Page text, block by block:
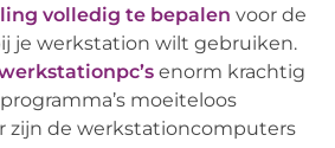
volledig te bepalen voor de
je werkstation wilt gebruiken.
enorm krachtig
moeiteloos
zijn de werkstationcomputers